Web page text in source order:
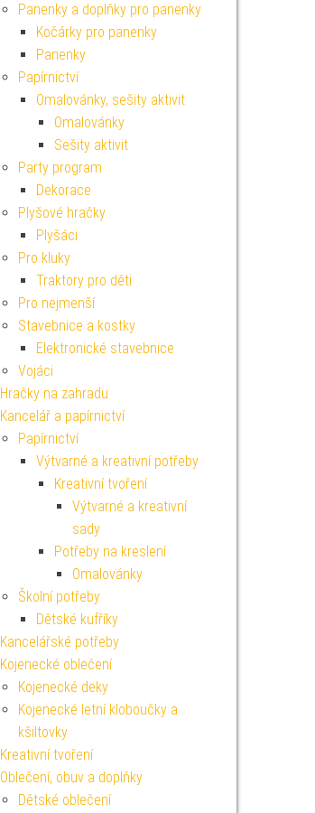
Panenky a doplňky pro panenky
Kočárky pro panenky
Panenky
Papírnictví
Omalovánky, sešity aktivit
Omalovánky
Sešity aktivit
Party program
Dekorace
Plyšové hračky
Plyšáci
Pro kluky
Traktory pro děti
Pro nejmenší
Stavebnice a kostky
Elektronické stavebnice
Vojáci
Hračky na zahradu
Kancelář a papírnictví
Papírnictví
Výtvarné a kreativní potřeby
Kreativní tvoření
Výtvarné a kreativní
sady
Potřeby na kreslení
Omalovánky
Školní potřeby
Dětské kufříky
Kancelářské potřeby
Kojenecké oblečení
Kojenecké deky
Kojenecké letní kloboučky a
kšiltovky
Kreativní tvoření
Oblečení, obuv a doplňky
Dětské oblečení